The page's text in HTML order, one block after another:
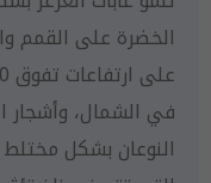
الخضرة على القمم
في الشمال، وأشجار
النوعان بشكل